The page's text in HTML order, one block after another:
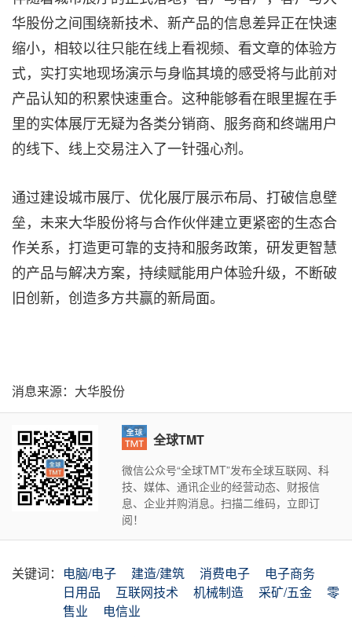
华股份之间围绕新技术、新产品的信息差异正在快速
缩小，相较以往只能在线上看视频、看文章的体验方
式，实打实地现场演示与身临其境的感受将与此前对
产品认知的积累快速重合。这种能够看在眼里握在手
里的实体展厅无疑为各类分销商、服务商和终端用户
的线下、线上交易注入了一针强心剂。
通过建设城市展厅、优化展厅展示布局、打破信息壁
垒，未来大华股份将与合作伙伴建立更紧密的生态合
作关系，打造更可靠的支持和服务政策，研发更智慧
的产品与解决方案，持续赋能用户体验升级，不断破
旧创新，创造多方共赢的新局面。
消息来源：大华股份
全球TMT
微信公众号“全球TMT”发布全球互联网、科
技、媒体、通讯企业的经营动态、财报信
息、企业并购消息。扫描二维码，立即订
阅！
关键词： 电脑/电子 建造/建筑 消费电子
电子商务
日用品
互联网技术 机械制造 采矿/五金
零
售业
电信业